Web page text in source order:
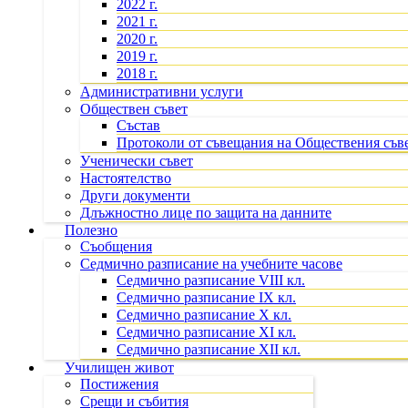
2022 г.
2021 г.
2020 г.
2019 г.
2018 г.
Административни услуги
Обществен съвет
Състав
Протоколи от съвещания на Обществения
Ученически съвет
Настоятелство
Други документи
Длъжностно лице по защита на данните
Полезно
Съобщения
Седмично разписание на учебните часове
Седмично разписание VIII кл.
Седмично разписание IX кл.
Седмично разписание X кл.
Седмично разписание XI кл.
Седмично разписание XII кл.
Училищен живот
Постижения
Срещи и събития